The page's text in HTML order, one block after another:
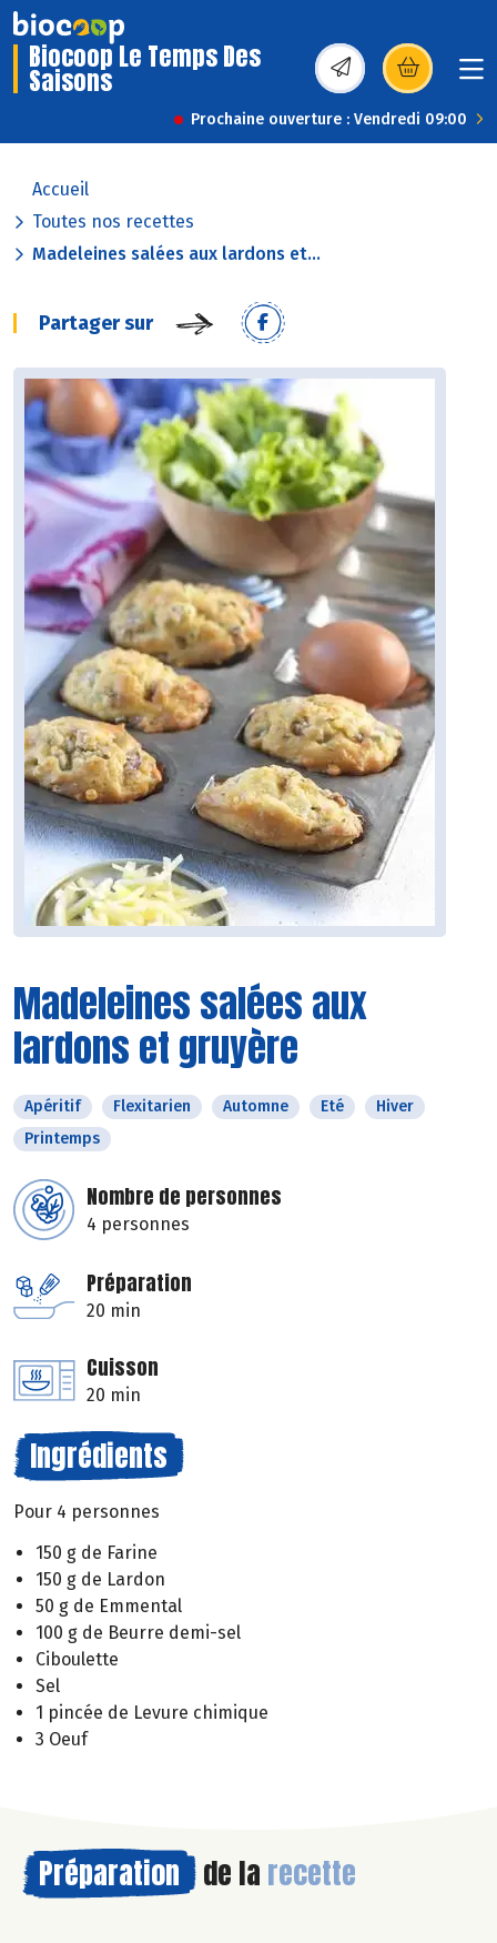
Biocoop Le Temps Des
Saisons (s’ouvre dans une
Prochaine ouverture : Vendredi 09:00
Accueil
Toutes nos recettes
Madeleines salées aux lardons et...
Partager sur
Madeleines salées aux
lardons et gruyère
Apéritif Flexitarien Automne Eté
Hiver
Printemps
Nombre de personnes
4 personnes
Préparation
20 min
Cuisson
20 min
Ingrédients
Pour 4 personnes
150 g de Farine
150 g de Lardon
50 g de Emmental
100 g de Beurre demi-sel
Ciboulette
Sel
1 pincée de Levure chimique
3 Oeuf
Préparation de la recette